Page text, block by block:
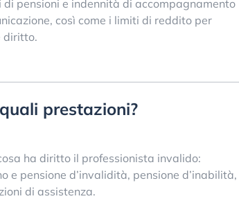
di pensioni e indennità di accompagnamento
così come i limiti di reddito per
diritto.
prestazioni?
ha diritto il professionista invalido:
e pensione d’invalidità, pensione d’inabilità,
di assistenza.